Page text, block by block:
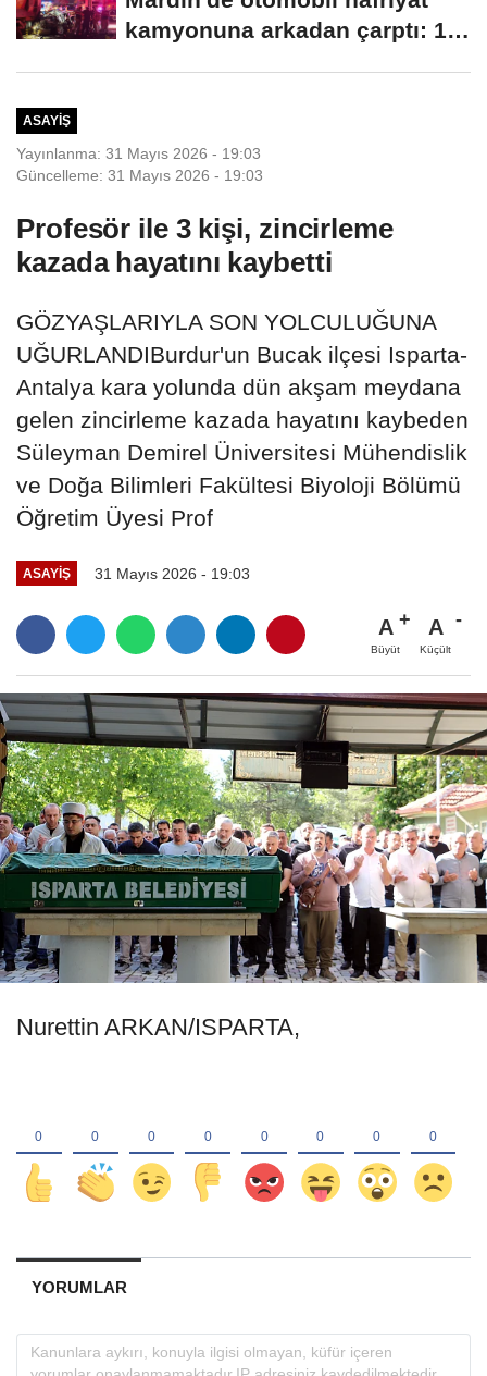
kamyonuna arkadan çarptı: 1
ASAYIŞ
Yayınlanma: 31 Mayıs 2026 - 19:03
Güncelleme: 31 Mayıs 2026 - 19:03
Profesör ile 3 kişi, zincirleme
kazada hayatını kaybetti
GÖZYAŞLARIYLA SON YOLCULUĞUNA
UĞURLANDIBurdur'un Bucak ilçesi Isparta-
Antalya kara yolunda dün akşam meydana
gelen zincirleme kazada hayatını kaybeden
Süleyman Demirel Üniversitesi Mühendislik
ve Doğa Bilimleri Fakültesi Biyoloji Bölümü
Öğretim Üyesi Prof
ASAYIŞ 31 Mayıs 2026 - 19:03
A
Büyüt
A
Küçült
Nurettin ARKAN/ISPARTA,
YORUMLAR